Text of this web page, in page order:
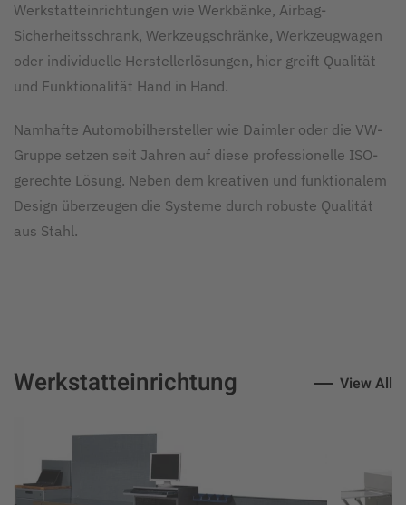
Werkstatteinrichtungen wie Werkbänke, Airbag-
Sicherheitsschrank, Werkzeugschränke, Werkzeugwagen
oder individuelle Herstellerlösungen, hier greift Qualität
und Funktionalität Hand in Hand.
Namhafte Automobilhersteller wie Daimler oder die VW-
Gruppe setzen seit Jahren auf diese professionelle ISO-
gerechte Lösung. Neben dem kreativen und funktionalem
Design überzeugen die Systeme durch robuste Qualität
aus Stahl.
Werkstatteinrichtung View All